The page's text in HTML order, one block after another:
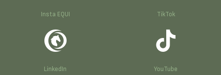
Insta EQUI TikTok
LinkedIn YouTube